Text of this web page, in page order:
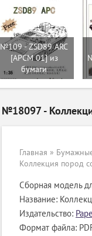
№109 - ZSD89 ARC
[APCM 01] из
бумаги
№18097 -
Главная »
Коллекция пород
Сборная модель
Название:
Издательство:
Формат файла: